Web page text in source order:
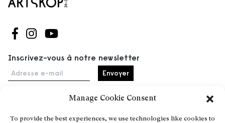
Manage Cookie Consent
To provide the best experiences, we use technologies like cookies to
Suivez-nous sur Facebook
Suivez-nous sur Instagram
Suivez-nous sur Youtube
Inscrivez-vous à notre newsletter
Adresse e-mail
Accueil